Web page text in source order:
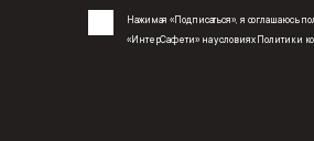
Нажимая «Подписаться», я соглашаюсь
«ИнтерСафети» на условиях Политики